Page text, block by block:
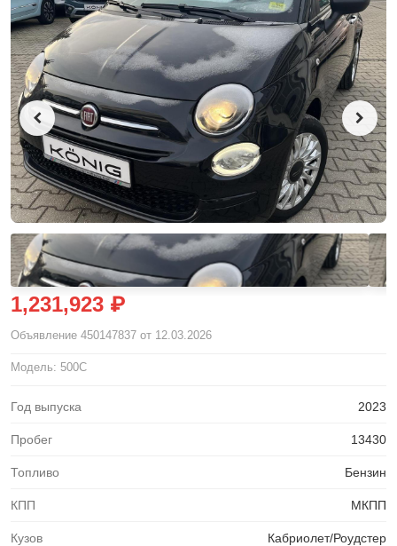
1,231,923 ₽
Объявление 450147837 от 12.03.2026
Модель: 500C
Год выпуска 2023
Пробег 13430
Топливо Бензин
КПП МКПП
Кузов Кабриолет/Роудстер